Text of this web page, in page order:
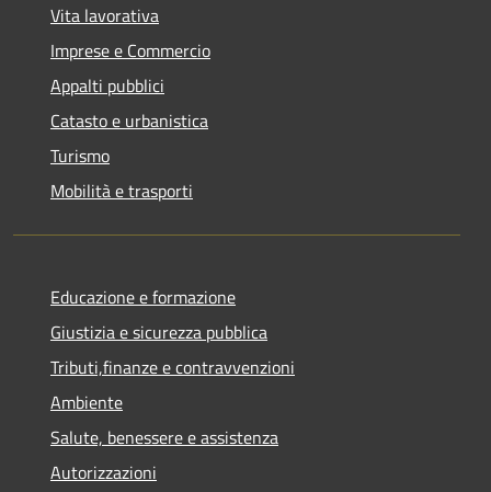
Vita lavorativa
Imprese e Commercio
Appalti pubblici
Catasto e urbanistica
Turismo
Mobilità e trasporti
Educazione e formazione
Giustizia e sicurezza pubblica
Tributi,finanze e contravvenzioni
Ambiente
Salute, benessere e assistenza
Autorizzazioni